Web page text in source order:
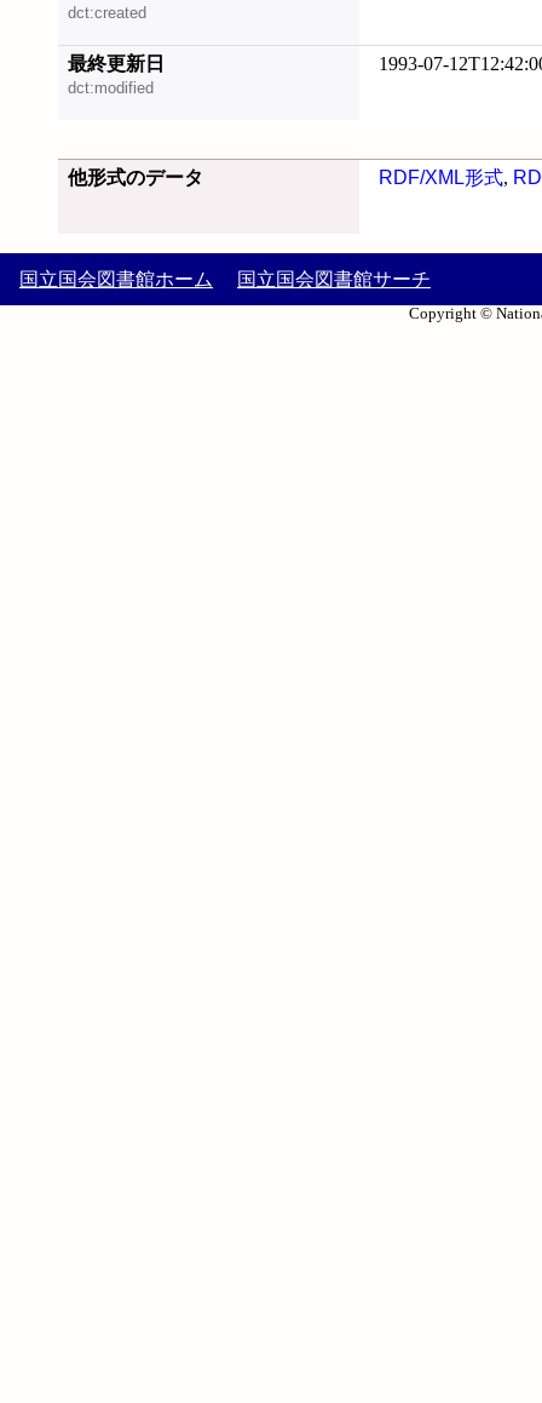
dct:created
最終更新日
dct:modified
1993-07-
他形式のデータ RDF/XML形式,
国立国会図書館ホーム 国立国会図書館サーチ
Copyright ©